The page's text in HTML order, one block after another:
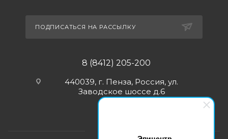
ПОДПИСАТЬСЯ НА РАССЫЛКУ
8 (8412) 205-200
440039, г. Пенза, Россия, ул.
Заводское шоссе д.6